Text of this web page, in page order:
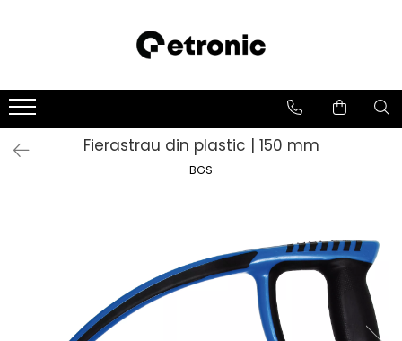
Fierastrau din plastic | 150 mm
BGS